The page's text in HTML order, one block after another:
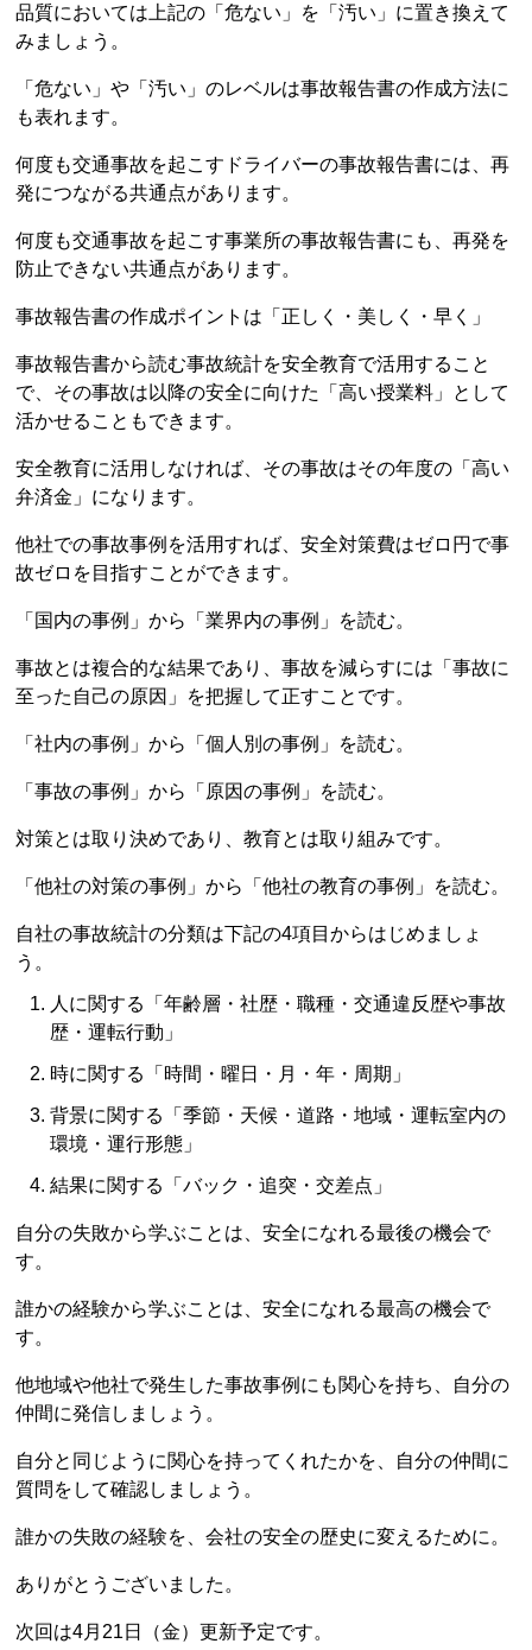
品質においては上記の「危ない」を「汚い」に置き換えて
みましょう。
「危ない」や「汚い」のレベルは事故報告書の作成方法に
も表れます。
何度も交通事故を起こすドライバーの事故報告書には、再
発につながる共通点があります。
何度も交通事故を起こす事業所の事故報告書にも、再発を
防止できない共通点があります。
事故報告書の作成ポイントは「正しく・美しく・早く」
事故報告書から読む事故統計を安全教育で活用すること
で、その事故は以降の安全に向けた「高い授業料」として
活かせることもできます。
安全教育に活用しなければ、その事故はその年度の「高い
弁済金」になります。
他社での事故事例を活用すれば、安全対策費はゼロ円で事
故ゼロを目指すことができます。
「国内の事例」から「業界内の事例」を読む。
事故とは複合的な結果であり、事故を減らすには「事故に
至った自己の原因」を把握して正すことです。
「社内の事例」から「個人別の事例」を読む。
「事故の事例」から「原因の事例」を読む。
対策とは取り決めであり、教育とは取り組みです。
「他社の対策の事例」から「他社の教育の事例」を読む。
自社の事故統計の分類は下記の4項目からはじめましょ
う。
人に関する「年齢層・社歴・職種・交通違反歴や事故
歴・運転行動」
時に関する「時間・曜日・月・年・周期」
背景に関する「季節・天候・道路・地域・運転室内の
環境・運行形態」
結果に関する「バック・追突・交差点」
自分の失敗から学ぶことは、安全になれる最後の機会で
す。
誰かの経験から学ぶことは、安全になれる最高の機会で
す。
他地域や他社で発生した事故事例にも関心を持ち、自分の
仲間に発信しましょう。
自分と同じように関心を持ってくれたかを、自分の仲間に
質問をして確認しましょう。
誰かの失敗の経験を、会社の安全の歴史に変えるために。
ありがとうございました。
次回は4月21日（金）更新予定です。